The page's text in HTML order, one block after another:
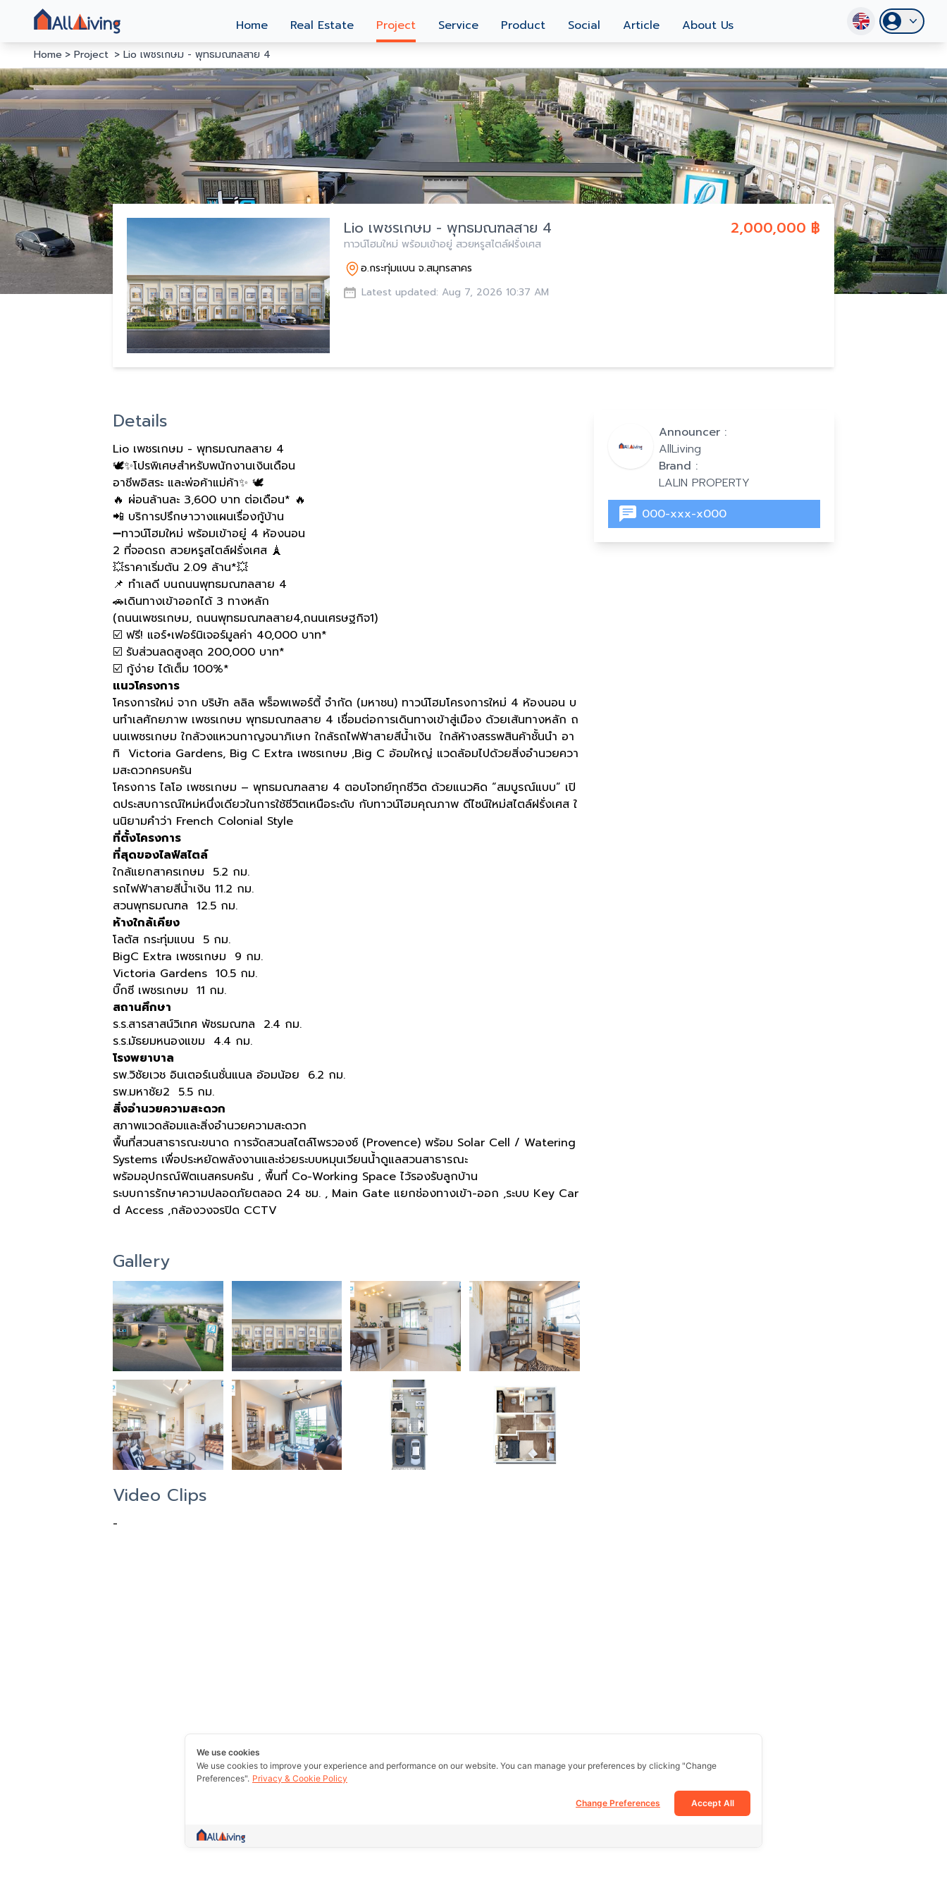
Home Real Estate Project Service Product Social Article About Us
Home Project Lio เพชรเกษม - พุทธมณฑลสาย 4
2,000,000 ฿
Lio เพชรเกษม - พุทธมณฑลสาย 4
ทาวน์โฮมใหม่ พร้อมเข้าอยู่ สวยหรูสไตล์ฝรั่งเศส
อ.กระทุ่มแบน จ.สมุทรสาคร
Latest updated: Aug 7, 2026 10:37 AM
Details
Lio เพชรเกษม - พุทธมณฑลสาย 4
🕊️✨โปรพิเศษสำหรับพนักงานเงินเดือน
อาชีพอิสระ และพ่อค้าแม่ค้า✨ 🕊️
🔥 ผ่อนล้านละ 3,600 บาท ต่อเดือน* 🔥
📲 บริการปรึกษาวางแผนเรื่องกู้บ้าน
➖ทาวน์โฮมใหม่ พร้อมเข้าอยู่ 4 ห้องนอน
2 ที่จอดรถ สวยหรูสไตล์ฝรั่งเศส 🗼
💥ราคาเริ่มต้น 2.09 ล้าน*💥
📌 ทำเลดี บนถนนพุทธมณฑลสาย 4
🚗เดินทางเข้าออกได้ 3 ทางหลัก
(ถนนเพชรเกษม, ถนนพุทธมณฑลสาย4,ถนนเศรษฐกิจ1)
☑️ ฟรี! แอร์+เฟอร์นิเจอร์มูลค่า 40,000 บาท*
☑️ รับส่วนลดสูงสุด 200,000 บาท*
☑️ กู้ง่าย ได้เต็ม 100%*
แนวโครงการ
โครงการใหม่ จาก บริษัท ลลิล พร็อพเพอร์ตี้ จำกัด (มหาชน) ทาวน์โฮมโครงการใหม่ 4 ห้องนอน บ
นทำเลศักยภาพ เพชรเกษม พุทธมณฑลสาย 4 เชื่อมต่อการเดินทางเข้าสู่เมือง ด้วยเส้นทางหลัก ถ
นนเพชรเกษม ใกล้วงแหวนกาญจนาภิเษก ใกล้รถไฟฟ้าสายสีน้ำเงิน ใกล้ห้างสรรพสินค้าชั้นนำ อา
ทิ Victoria Gardens, Big C Extra เพชรเกษม ,Big C อ้อมใหญ่ แวดล้อมไปด้วยสิ่งอำนวยควา
มสะดวกครบครัน
โครงการ ไลโอ เพชรเกษม – พุทธมณฑลสาย 4 ตอบโจทย์ทุกชีวิต ด้วยแนวคิด “สมบูรณ์แบบ” เปิ
ดประสบการณ์ใหม่หนึ่งเดียวในการใช้ชีวิตเหนือระดับ กับทาวน์โฮมคุณภาพ ดีไซน์ใหม่สไตล์ฝรั่งเศส ใ
นนิยามคำว่า French Colonial Style
ที่ตั้งโครงการ
ที่สุดของไลฟ์สไตล์
ใกล้แยกสาครเกษม 5.2 กม.
รถไฟฟ้าสายสีน้ำเงิน 11.2 กม.
สวนพุทธมณฑล 12.5 กม.
ห้างใกล้เคียง
โลตัส กระทุ่มแบน 5 กม.
BigC Extra เพชรเกษม 9 กม.
Victoria Gardens 10.5 กม.
บิ๊กซี เพชรเกษม 11 กม.
สถานศึกษา
ร.ร.สารสาสน์วิเทศ พัชรมณฑล 2.4 กม.
ร.ร.มัธยมหนองแขม 4.4 กม.
โรงพยาบาล
รพ.วิชัยเวช อินเตอร์เนชั่นแนล อ้อมน้อย 6.2 กม.
รพ.มหาชัย2 5.5 กม.
สิ่งอำนวยความสะดวก
สภาพแวดล้อมและสิ่งอำนวยความสะดวก
พื้นที่สวนสาธารณะขนาด การจัดสวนสไตล์โพรวองซ์ (Provence) พร้อม Solar Cell / Watering
Systems เพื่อประหยัดพลังงานและช่วยระบบหมุนเวียนน้ำดูแลสวนสาธารณะ
พร้อมอุปกรณ์ฟิตเนสครบครัน , พื้นที่ Co-Working Space ไว้รองรับลูกบ้าน
ระบบการรักษาความปลอดภัยตลอด 24 ชม. , Main Gate แยกช่องทางเข้า-ออก ,ระบบ Key Car
d Access ,กล้องวงจรปิด CCTV
Gallery
Video Clips
-
Announcer :
AllLiving
Brand :
LALIN PROPERTY
000-xxx-x000
We use cookies
We use cookies to improve your experience and performance on our website. You can manage your preferences by clicking "Change
Preferences". Privacy & Cookie Policy
Accept All
Change Preferences